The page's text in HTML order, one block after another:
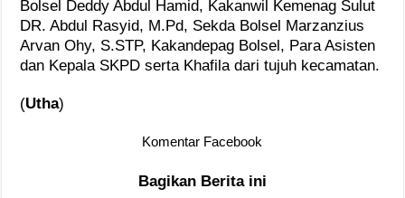
Bolsel Deddy Abdul Hamid, Kakanwil Kemenag Sulut
DR. Abdul Rasyid, M.Pd, Sekda Bolsel Marzanzius
Arvan Ohy, S.STP, Kakandepag Bolsel, Para Asisten
dan Kepala SKPD serta Khafila dari tujuh kecamatan.
(Utha)
Komentar Facebook
Bagikan Berita ini